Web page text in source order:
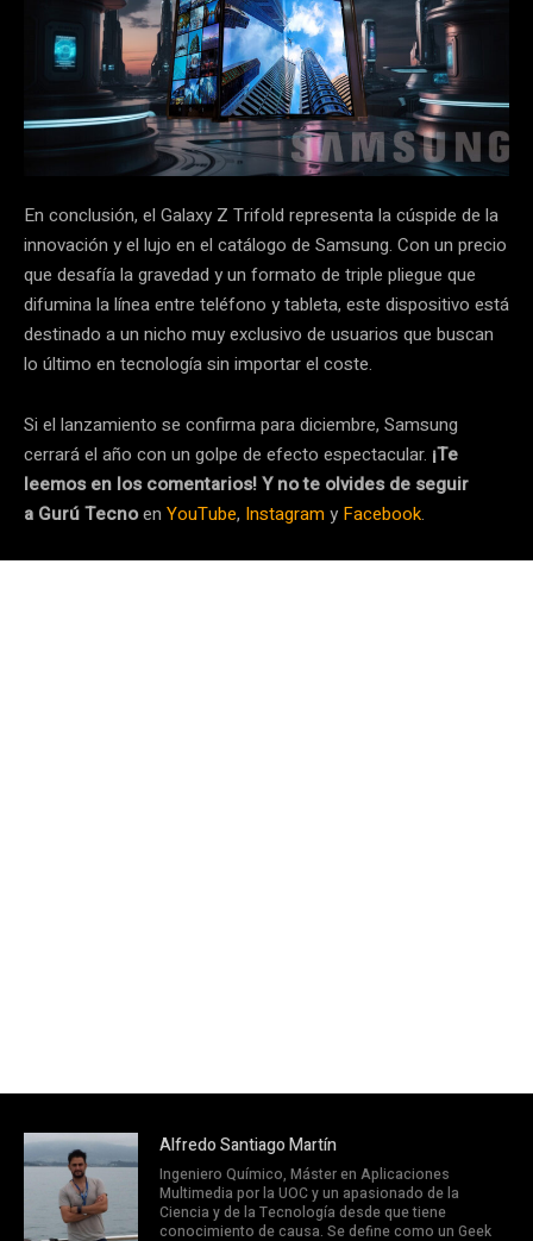
En conclusión, el Galaxy Z Trifold representa la cúspide de la
innovación y el lujo en el catálogo de Samsung. Con un precio
que desafía la gravedad y un formato de triple pliegue que
difumina la línea entre teléfono y tableta, este dispositivo está
destinado a un nicho muy exclusivo de usuarios que buscan
lo último en tecnología sin importar el coste.
Si el lanzamiento se confirma para diciembre, Samsung
cerrará el año con un golpe de efecto espectacular. ¡Te
leemos en los comentarios! Y no te olvides de seguir
a Gurú Tecnoen YouTube, Instagramy Facebook.
Alfredo Santiago Martín
Ingeniero Químico, Máster en Aplicaciones
Multimedia por la UOC y un apasionado de la
Ciencia y de la Tecnología desde que tiene
conocimiento de causa. Se define como un Geek